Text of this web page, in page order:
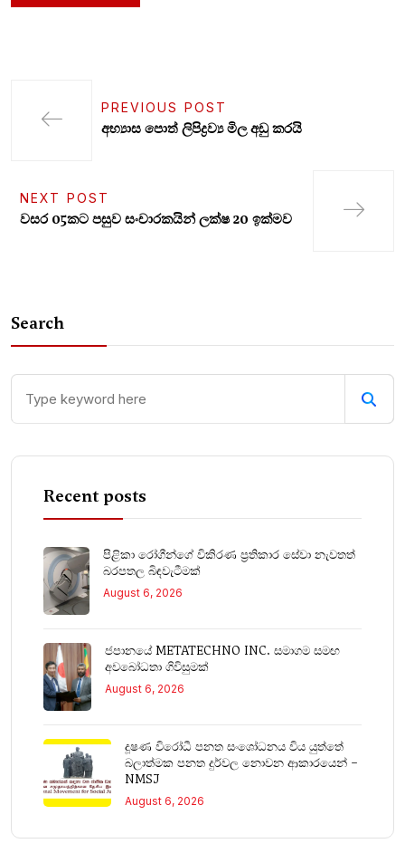
PREVIOUS POST
අභ්‍යාස පොත් ලිපිද්‍රව්‍ය මිල අඩු කරයි
NEXT POST
වසර 05කට පසුව සංචාරකයින් ලක්ෂ 20 ඉක්මව
Search
Recent posts
පිළිකා රෝගීන්ගේ විකිරණ ප්‍රතිකාර සේවා නැවතත්
බරපතල බිඳවැටීමක්
August 6, 2026
ජපානයේ METATECHNO INC. සමාගම සමඟ
අවබෝධතා ගිවිසුමක්
August 6, 2026
දූෂණ විරෝධී පනත සංශෝධනය විය යුත්තේ
බලාත්මක පනත දුර්වල නොවන ආකාරයෙන් –
NMSJ
August 6, 2026